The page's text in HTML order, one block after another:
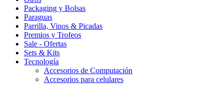
Packaging y Bolsas
Paraguas
Parrilla, Vinos & Picadas
Premios y Trofeos
Sale - Ofertas
Sets & Kits
Tecnología
Accesorios de Computación
Accesorios para celulares